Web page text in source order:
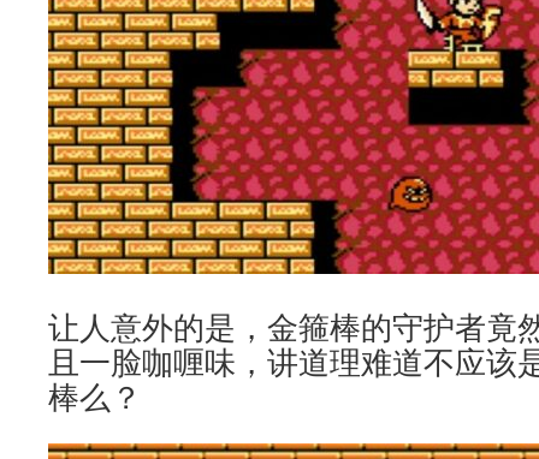
让人意外的是，金箍棒的守护者竟
且一脸咖喱味，讲道理难道不应该
棒么？